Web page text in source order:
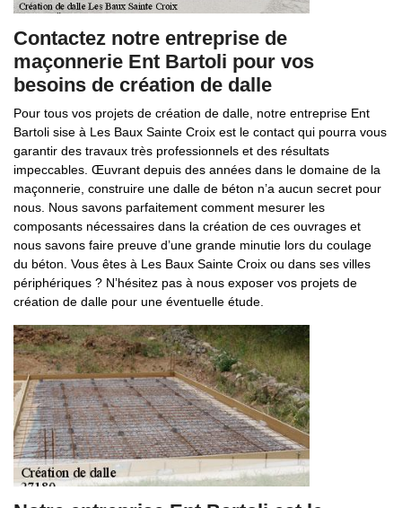
Contactez notre entreprise de
maçonnerie Ent Bartoli pour vos
besoins de création de dalle
Pour tous vos projets de création de dalle, notre entreprise Ent
Bartoli sise à Les Baux Sainte Croix est le contact qui pourra vous
garantir des travaux très professionnels et des résultats
impeccables. Œuvrant depuis des années dans le domaine de la
maçonnerie, construire une dalle de béton n’a aucun secret pour
nous. Nous savons parfaitement comment mesurer les
composants nécessaires dans la création de ces ouvrages et
nous savons faire preuve d’une grande minutie lors du coulage
du béton. Vous êtes à Les Baux Sainte Croix ou dans ses villes
périphériques ? N’hésitez pas à nous exposer vos projets de
création de dalle pour une éventuelle étude.